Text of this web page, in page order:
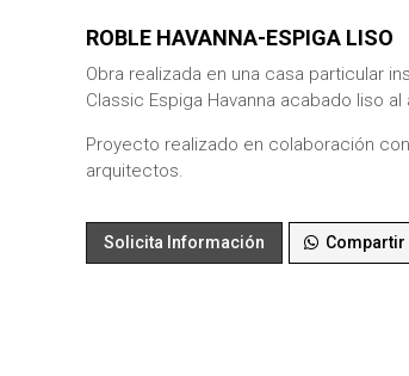
ROBLE HAVANNA-ESPIGA LISO
Obra realizada en una casa particular
Classic Espiga Havanna acabado liso al
Proyecto realizado en colaboración
arquitectos.
Solicita Información Compartir